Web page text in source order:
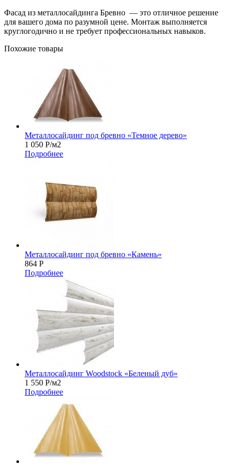
Фасад из металлосайдинга Бревно — это отличное решение
для вашего дома по разумной цене. Монтаж выполняется
круглогодично и не требует профессиональных навыков.
Похожие товары
Металлосайдинг под бревно «Темное дерево»
1 050 Р/м2
Подробнее
Металлосайдинг под бревно «Камень»
864 Р
Подробнее
Металлосайдинг Woodstock «Беленый дуб»
1 550 Р/м2
Подробнее